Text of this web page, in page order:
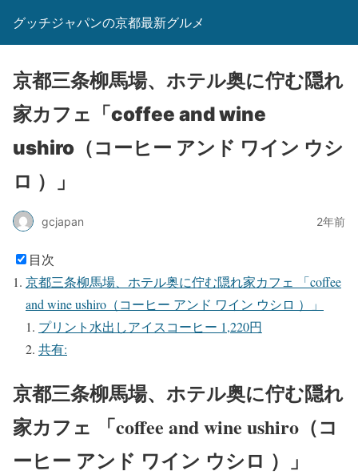
グッチジャパンの京都最新グルメ
京都三条柳馬場、ホテル奥に佇む隠れ
家カフェ「coffee and wine
ushiro（コーヒー アンド ワイン ウシ
ロ ）」
gcjapan 2年前
目次
京都三条柳馬場、ホテル奥に佇む隠れ家カフェ 「coffee
and wine ushiro（コーヒー アンド ワイン ウシロ ）」
プリント水出しアイスコーヒー 1,220円
共有:
京都三条柳馬場、ホテル奥に佇む隠れ
家カフェ 「coffee and wine ushiro（コ
ーヒー アンド ワイン ウシロ ）」